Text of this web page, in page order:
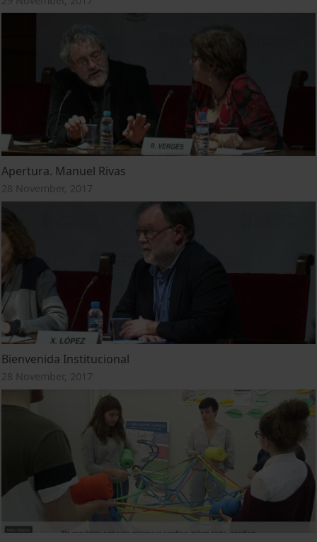
Apertura. Manuel Rivas
28 November, 2017
Bienvenida Institucional
28 November, 2017